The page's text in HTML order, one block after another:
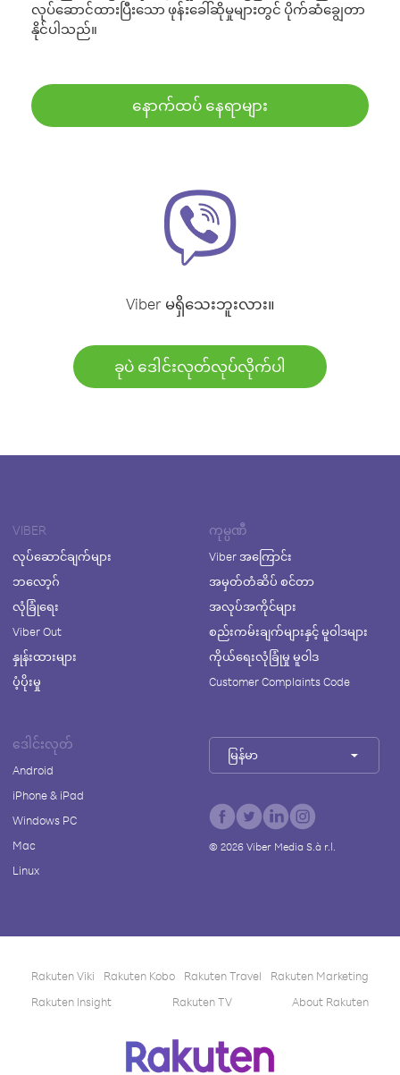
လုပ်ဆောင်ထားပြီးသော ဖုန်းခေါ်ဆိုမှုများတွင် ပိုက်ဆံချွေတာ
နိုင်ပါသည်။
နောက်ထပ် နေရာများ
Viber မရှိသေးဘူးလား။
ခုပဲ ဒေါင်းလုတ်လုပ်လိုက်ပါ
VIBER
လုပ်ဆောင်ချက်များ
ဘလော့ဂ်
လုံခြုံရေး
Viber Out
နှုန်းထားများ
ပံ့ပိုးမှု
ကုမ္ပဏီ
Viber အကြောင်း
အမှတ်တံဆိပ် စင်တာ
အလုပ်အကိုင်များ
စည်းကမ်းချက်များနှင့် မူဝါဒများ
ကိုယ်ရေးလုံခြုံမှု မူဝါဒ
Customer Complaints Code
ဒေါင်းလုတ်
Android
iPhone & iPad
Windows PC
Mac
Linux
မြန်မာ
© 2026Viber Media S.à r.l.
Rakuten Viki Rakuten Kobo Rakuten Travel
Rakuten Marketing
Rakuten Insight
Rakuten TV About Rakuten